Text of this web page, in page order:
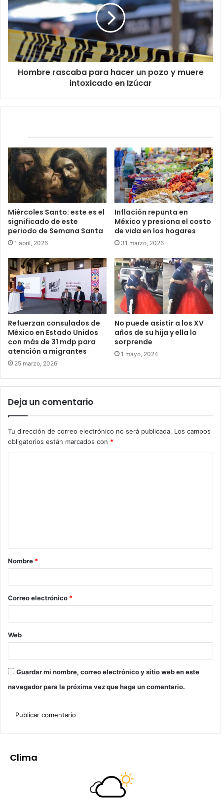
Hombre rascaba para hacer un pozo y muere
intoxicado en Izúcar
Miércoles Santo: este es el
significado de este
periodo de Semana Santa
1 abril, 2026
Inflación repunta en
México y presiona el costo
de vida en los hogares
31 marzo, 2026
Refuerzan consulados de
México en Estado Unidos
con más de 31 mdp para
atención a migrantes
25 marzo, 2026
No puede asistir a los XV
años de su hija y ella lo
sorprende
1 mayo, 2024
Deja un comentario
Tu dirección de correo electrónico no será publicada. Los campos
obligatorios están marcados con *
Nombre *
Correo electrónico *
Web
Guardar mi nombre, correo electrónico y sitio web en este
navegador para la próxima vez que haga un comentario.
Clima